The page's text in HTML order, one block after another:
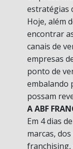
estratégias
Hoje, além
encontrar
canais de
empresas
ponto de
embalando
possam
A ABF
Em 4 dias
marcas,